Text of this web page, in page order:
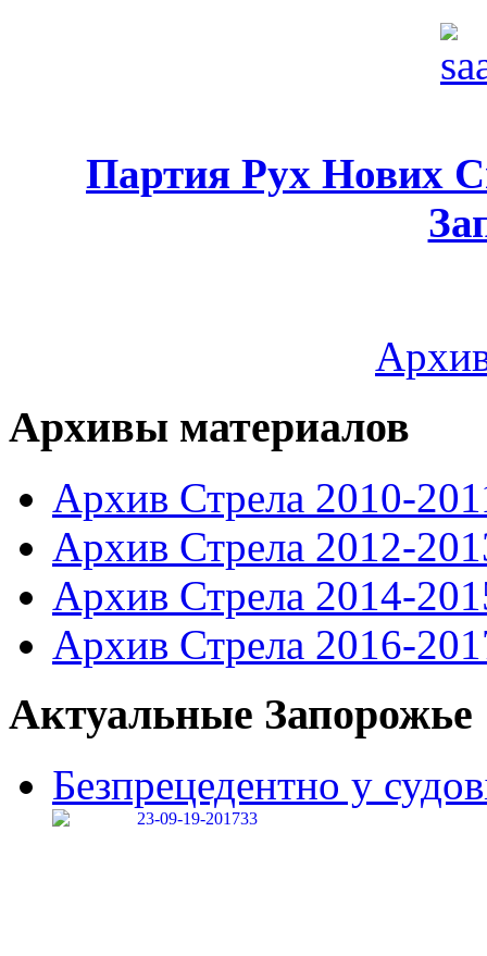
Партия Рух Нових
Архивы материалов
Архив Стрела 2010-
Архив Стрела 2012-
Архив Стрела 2014-
Архив Стрела 2016-
Актуальные Запорожье
Безпрецедентно у